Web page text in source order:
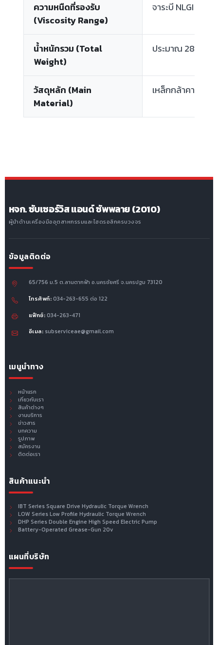
ความหนืดที่รองรับ
(Viscosity Range)
จาระบี NLGI
น้ำหนักรวม (Total
Weight)
ประมาณ 28.5 ก
วัสดุหลัก (Main
Material)
เหล็กกล้าคาร์บอ
หจก. ซับเซอร์วิส แอนด์ ซัพพลาย (2010)
ผู้นำด้านเครื่องมืออุตสาหกรรมและไฮดรอลิกครบวงจร
ข้อมูลติดต่อ
65/756 ม.5 ต.ลานตากฟ้า อ.นครชัยศรี จ.นครปฐม 73120
โทรศัพท์: 034-263-655 ต่อ 122
แฟ็กซ์: 034-263-471
อีเมล: subserviceae@gmail.com
เมนูนำทาง
หน้าแรก
เกี่ยวกับเรา
สินค้าต่างๆ
งานบริการ
ข่าวสาร
บทความ
รูปภาพ
สมัครงาน
ติดต่อเรา
สินค้าแนะนำ
IBT Series Square Drive Hydraulic Torque Wrench
LOW Series Low Profile Hydraulic Torque Wrench
DHP Series Double Engine High Speed Electric Pump
Battery-Operated Grease-Gun 20v
แผนที่บริษัท